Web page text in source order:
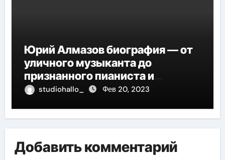
Юрий Алмазов биография — от
уличного музыканта до
признанного пианиста и
композитора
studiohallo_ Фев 20, 2023
Добавить комментарий